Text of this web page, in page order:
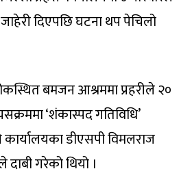
दिएपछि घटना थप पेचिलो
बमजन आश्रममा प्रहरीले २०
‘शंकास्पद गतिविधि’
कार्यालयका डीएसपी विमलराज
गरेको थियो ।